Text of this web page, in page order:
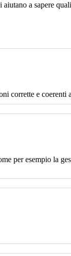
a sapere
corrette e coerenti
per esempio la